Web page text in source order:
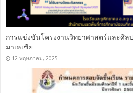
การแข่งขันโครงงานวิทยาศาสตร์และศิล
มาเลเซีย
12 พฤษภาคม, 2025